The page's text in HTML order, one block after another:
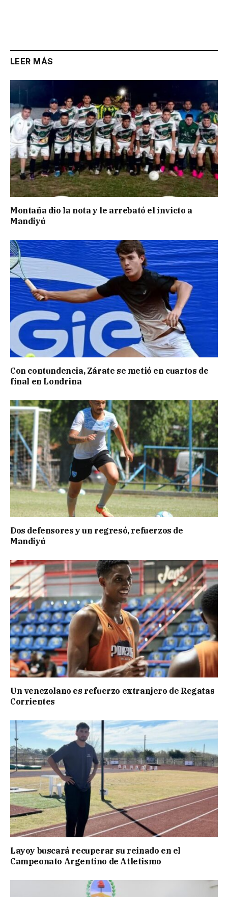
LEER MÁS
Montaña dio la nota y le arrebató el invicto a
Mandiyú
Con contundencia, Zárate se metió en cuartos de
final en Londrina
Dos defensores y un regresó, refuerzos de
Mandiyú
Un venezolano es refuerzo extranjero de Regatas
Corrientes
Layoy buscará recuperar su reinado en el
Campeonato Argentino de Atletismo